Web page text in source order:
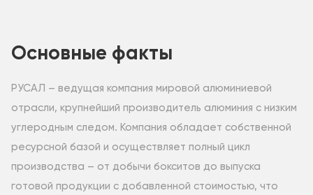
Основные факты
РУСАЛ – ведущая компания мировой алюминиевой
отрасли, крупнейший производитель алюминия с низким
углеродным следом. Компания обладает собственной
ресурсной базой и осуществляет полный цикл
производства – от добычи бокситов до выпуска
готовой продукции с добавленной стоимостью, что